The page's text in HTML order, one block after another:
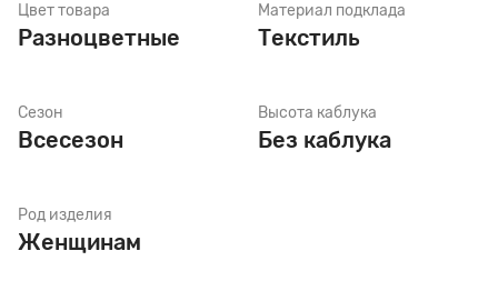
Цвет товара
Разноцветные
Сезон
Всесезон
Род изделия
Женщинам
Материал подклада
Текстиль
Высота каблука
Без каблука
Стельки
Шнурки